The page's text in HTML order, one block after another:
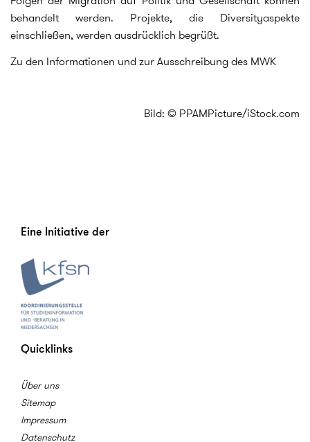
behandelt werden. Projekte, die Diversityaspekte
einschließen, werden ausdrücklich begrüßt.
Zu den Informationen und zur Ausschreibung des MWK
Bild: © PPAMPicture/iStock.com
Eine Initiative der
Quicklinks
Über uns
Sitemap
Impressum
Datenschutz